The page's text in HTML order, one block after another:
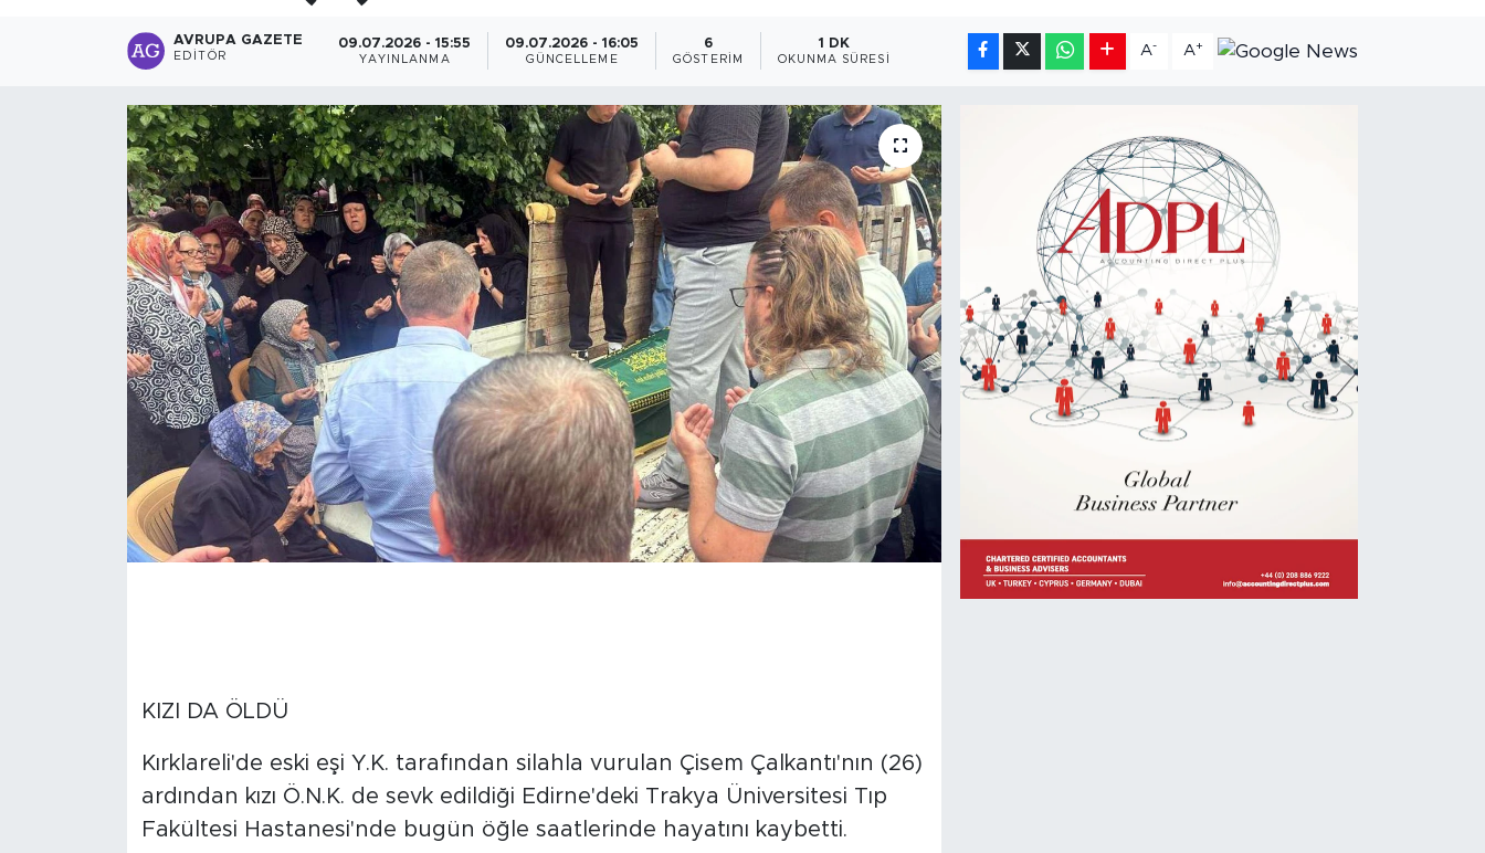
AVRUPA GAZETE
EDITÖR
09.07.2026 - 15:55
YAYINLANMA
09.07.2026 - 16:05
GÜNCELLEME
6
GÖSTERIM
1 DK
OKUNMA SÜRESI
A- A+
KIZI DA ÖLDÜ
Kırklareli'de eski eşi Y.K. tarafından silahla vurulan Çisem Çalkantı'nın (26)
ardından kızı Ö.N.K. de sevk edildiği Edirne'deki Trakya Üniversitesi Tıp
Fakültesi Hastanesi'nde bugün öğle saatlerinde hayatını kaybetti.